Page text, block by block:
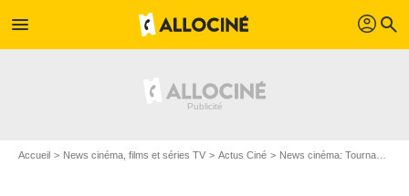
menu profil search
Accueil News cinéma, films et séries TV Actus Ciné News cinéma: Tournages